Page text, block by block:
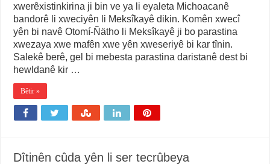
xwerêxistinkirina ji bin ve ya li eyaleta Michoacanê
bandorê li xweciyên li Meksîkayê dikin. Komên xwecî
yên bi navê Otomí-Ñätho li Meksîkayê ji bo parastina
xwezaya xwe mafên xwe yên xweseriyê bi kar tînin.
Salekê berê, gel bi mebesta parastina daristanê dest bi
hewldanê kir …
Bêtir »
Dîtinên cûda yên li ser tecrûbeya